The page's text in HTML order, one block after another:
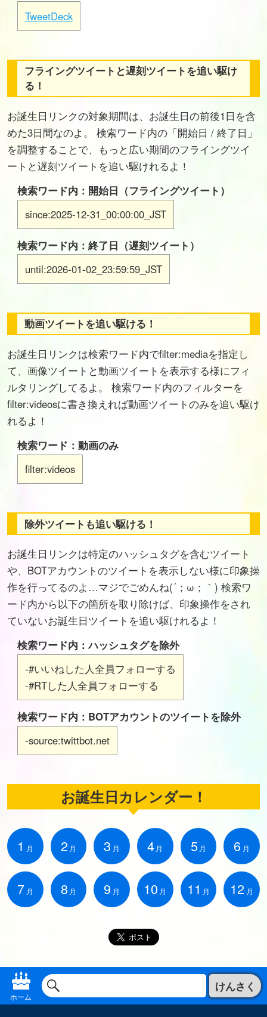
TweetDeck
フライングツイートと遅刻ツイートを追い駆け
る！
お誕生日リンクの対象期間は、お誕生日の前後1日を含
めた3日間なのよ。 検索ワード内の「開始日 / 終了日」
を調整することで、もっと広い期間のフライングツイ
ートと遅刻ツイートを追い駆けれるよ！
検索ワード内：開始日（フライングツイート）
since:2025-12-31_00:00:00_JST
検索ワード内：終了日（遅刻ツイート）
until:2026-01-02_23:59:59_JST
動画ツイートを追い駆ける！
お誕生日リンクは検索ワード内でfilter:mediaを指定し
て、画像ツイートと動画ツイートを表示する様にフィ
ルタリングしてるよ。 検索ワード内のフィルターを
filter:videosに書き換えれば動画ツイートのみを追い駆け
れるよ！
検索ワード：動画のみ
filter:videos
除外ツイートも追い駆ける！
お誕生日リンクは特定のハッシュタグを含むツイート
や、BOTアカウントのツイートを表示しない様に印象操
作を行ってるのよ…マジでごめんね(´；ω；｀) 検索ワ
ード内から以下の箇所を取り除けば、印象操作をされ
ていないお誕生日ツイートを追い駆けれるよ！
検索ワード内：ハッシュタグを除外
-#いいねした人全員フォローする
-#RTした人全員フォローする
検索ワード内：BOTアカウントのツイートを除外
-source:twittbot.net
お誕生日カレンダー！
1 月 2 月 3 月 4 月 5 月 6 月
7 月 8 月 9 月 10 月 11 月 12 月
ホーム
けんさく